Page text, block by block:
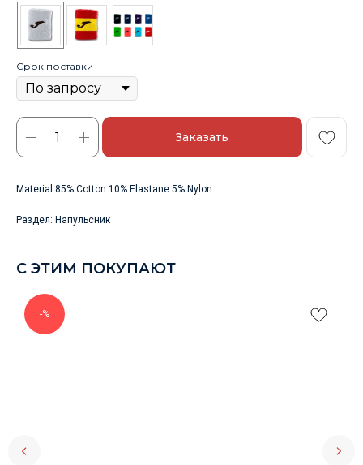
Срок поставки
Заказать
Material 85% Cotton 10% Elastane 5% Nylon
Раздел: Напульсник
С ЭТИМ ПОКУПАЮТ
-%